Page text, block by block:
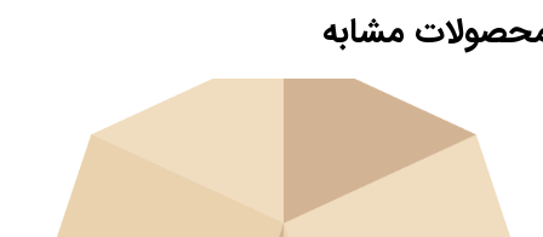
مشابه